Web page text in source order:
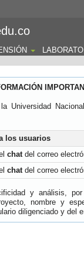
Universidad
los usuarios
chatdel correo
chatdel correo
y análisis,
nombre y
diligenciado y del